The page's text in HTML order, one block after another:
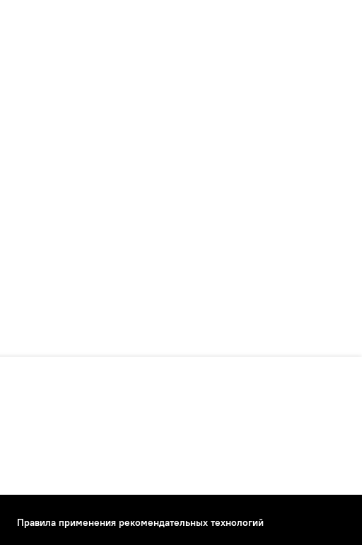
Правила применения рекомендательных технологий